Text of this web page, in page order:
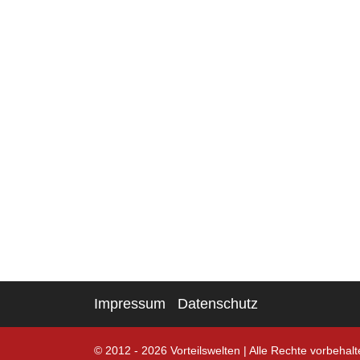
Impressum Datenschutz
© 2012 - 2026 Vorteilswelten | Alle Rechte